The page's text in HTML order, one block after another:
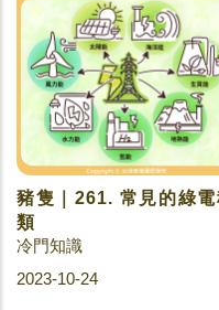
豬隻｜261. 常見的綠電
類
冷門知識
2023-10-24